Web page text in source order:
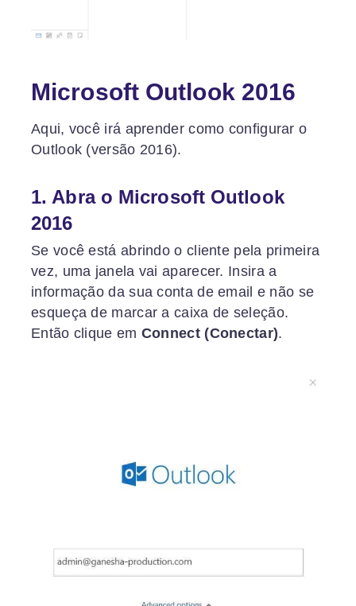
Microsoft Outlook 2016
Aqui, você irá aprender como configurar o
Outlook (versão 2016).
1. Abra o Microsoft Outlook
2016
Se você está abrindo o cliente pela primeira
vez, uma janela vai aparecer. Insira a
informação da sua conta de email e não se
esqueça de marcar a caixa de seleção.
Então clique em Connect (Conectar).